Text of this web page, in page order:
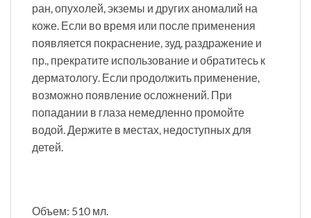
ран, опухолей, экземы и других аномалий на
коже. Если во время или после применения
появляется покраснение, зуд, раздражение и
пр., прекратите использование и обратитесь к
дерматологу. Если продолжить применение,
возможно появление осложнений. При
попадании в глаза немедленно промойте
водой. Держите в местах, недоступных для
детей.
Объем: 510 мл.